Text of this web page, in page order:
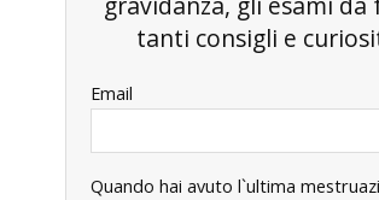
tanti consigli e
Email
Quando hai avuto l`ultima